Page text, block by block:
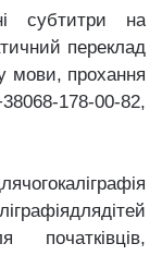
субтитри на
переклад
мови, прохання
178-00-82,
початківців,